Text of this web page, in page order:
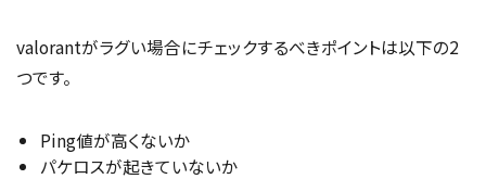
valorantがラグい場合にチェックするべきポイントは以下の2
つです。
Ping値が高くないか
パケロスが起きていないか